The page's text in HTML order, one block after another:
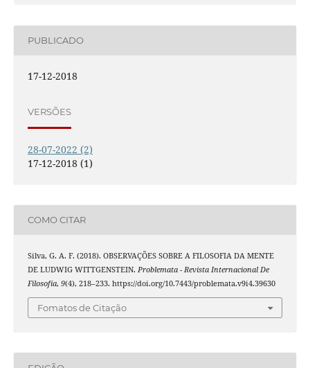
PUBLICADO
17-12-2018
VERSÕES
28-07-2022 (2)
17-12-2018 (1)
COMO CITAR
Silva, G. A. F. (2018). OBSERVAÇÕES SOBRE A FILOSOFIA DA MENTE
DE LUDWIG WITTGENSTEIN. Problemata - Revista Internacional De
Filosofia, 9(4), 218–233. https://doi.org/10.7443/problemata.v9i4.39630
Fomatos de Citação